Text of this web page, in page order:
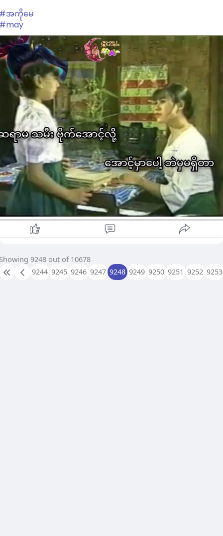
အကိုမေ
9248 out of 10678
9244 9245 9246 9247 9248 9249 9250 9251 9252 9253